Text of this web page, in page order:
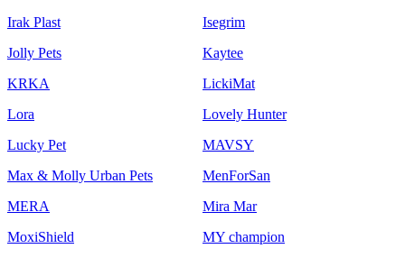
Irak Plast
Isegrim
Jolly Pets
Kaytee
KRKA
LickiMat
Lora
Lovely Hunter
Lucky Pet
MAVSY
Max & Molly Urban Pets
MenForSan
MERA
Mira Mar
MoxiShield
MY champion